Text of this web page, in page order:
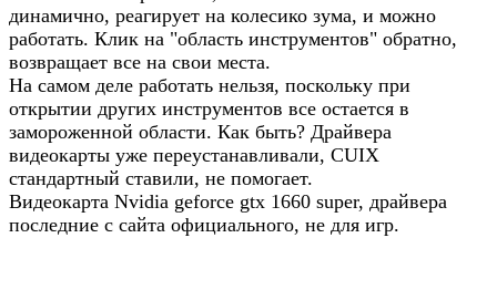
динамично, реагирует на колесико зума, и можно
работать. Клик на "область инструментов" обратно,
возвращает все на свои места.
На самом деле работать нельзя, поскольку при
открытии других инструментов все остается в
замороженной области. Как быть? Драйвера
видеокарты уже переустанавливали, CUIX
стандартный ставили, не помогает.
Видеокарта Nvidia geforce gtx 1660 super, драйвера
последние с сайта официального, не для игр.